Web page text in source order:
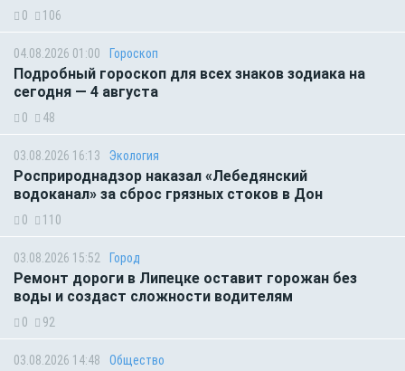
0 106
04.08.2026 01:00 Гороскоп
Подробный гороскоп для всех знаков зодиака на
сегодня — 4 августа
0 48
03.08.2026 16:13 Экология
Росприроднадзор наказал «Лебедянский
водоканал» за сброс грязных стоков в Дон
0 110
03.08.2026 15:52 Город
Ремонт дороги в Липецке оставит горожан без
воды и создаст сложности водителям
0 92
03.08.2026 14:48 Общество